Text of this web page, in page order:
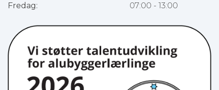
Fredag:
07:00 - 13:00